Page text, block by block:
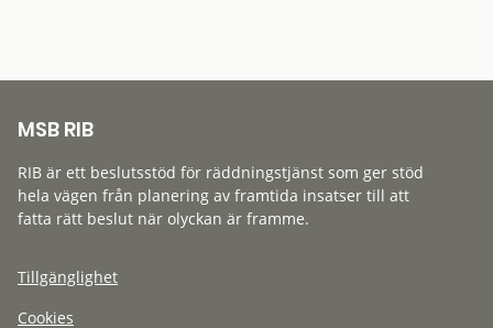
MSB RIB
RIB är ett beslutsstöd för räddningstjänst som ger stöd
hela vägen från planering av framtida insatser till att
fatta rätt beslut när olyckan är framme.
Tillgänglighet
Cookies